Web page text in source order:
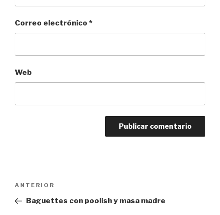
Correo electrónico *
Web
Navegación
entradas
Entrada
anterior:
ANTERIOR
Baguettes con poolish y masa madre